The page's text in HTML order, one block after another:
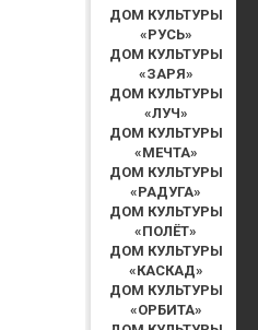
ДОМ КУЛЬТУРЫ
«РУСЬ»
ДОМ КУЛЬТУРЫ
«ЗАРЯ»
ДОМ КУЛЬТУРЫ
«ЛУЧ»
ДОМ КУЛЬТУРЫ
«МЕЧТА»
ДОМ КУЛЬТУРЫ
«РАДУГА»
ДОМ КУЛЬТУРЫ
«ПОЛЁТ»
ДОМ КУЛЬТУРЫ
«КАСКАД»
ДОМ КУЛЬТУРЫ
«ОРБИТА»